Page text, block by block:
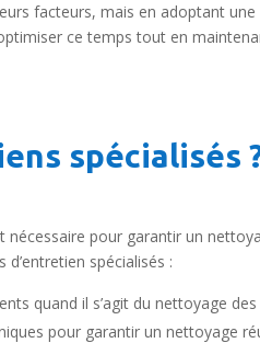
facteurs, mais en adoptant une
ce temps tout en
spécialisés
nécessaire pour garantir un
spécialisés :
quand il s’agit du nettoyage des
pour garantir un nettoyage